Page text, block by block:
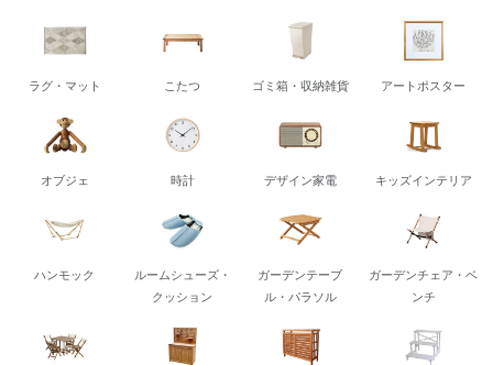
ラグ・マット こたつ ゴミ箱・収納雑貨 アートポスター
オブジェ 時計 デザイン家電 キッズインテリア
ハンモック
ルームシューズ・
クッション
ガーデンテーブ
ル・パラソル
ガーデンチェア・ベ
ンチ